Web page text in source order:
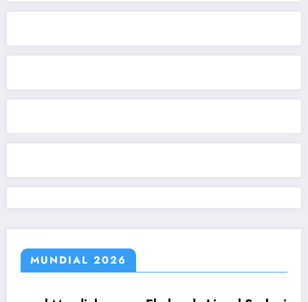
MUNDIAL 2026